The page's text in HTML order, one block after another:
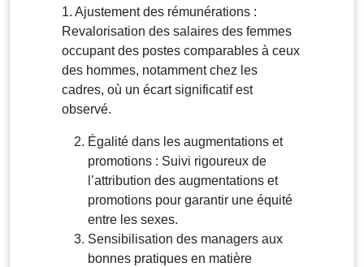
1. Ajustement des rémunérations :
Revalorisation des salaires des femmes
occupant des postes comparables à ceux
des hommes, notamment chez les
cadres, où un écart significatif est
observé.
Égalité dans les augmentations et
promotions : Suivi rigoureux de
l’attribution des augmentations et
promotions pour garantir une équité
entre les sexes.
Sensibilisation des managers aux
bonnes pratiques en matière